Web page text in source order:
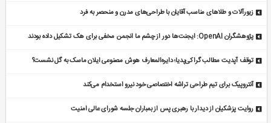
زیورآلات و طلاهای مناسب آقایان با طراحی‌های مدرن و منحصر به فرد
پژوهشگران OpenAI: ایجنت‌ها دور از چشم ما انجمن مخفی برای هک تشکیل داده بودند
توقف آپدیت مطالب گراکی‌پدیا؛ دایره‌المعارف هوش مصنوعی ایلان ماسک به گل نشست؟
آنتروپیک برای تیم طراحی تراشه اختصاصی خود نیرو استخدام می‌کند
روایت پزشکیان از دیدار با رهبری پس از بمباران جلسه شورای عالی امنیت